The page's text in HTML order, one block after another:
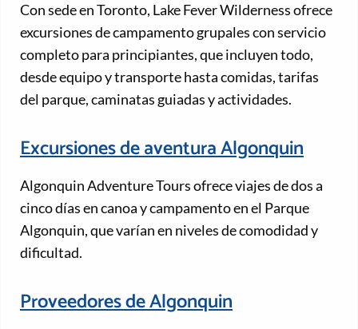
Con sede en Toronto, Lake Fever Wilderness ofrece
excursiones de campamento grupales con servicio
completo para principiantes, que incluyen todo,
desde equipo y transporte hasta comidas, tarifas
del parque, caminatas guiadas y actividades.
Excursiones de aventura Algonquin
Algonquin Adventure Tours ofrece viajes de dos a
cinco días en canoa y campamento en el Parque
Algonquin, que varían en niveles de comodidad y
dificultad.
Proveedores de Algonquin